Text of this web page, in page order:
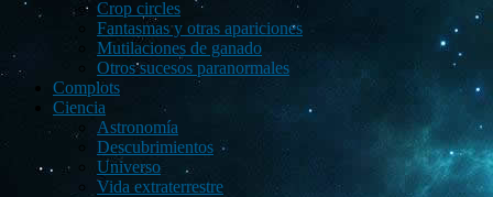
Crop circles
Fantasmas y otras apariciones
Mutilaciones de ganado
Otros sucesos paranormales
Complots
Ciencia
Astronomía
Descubrimientos
Universo
Vida extraterrestre